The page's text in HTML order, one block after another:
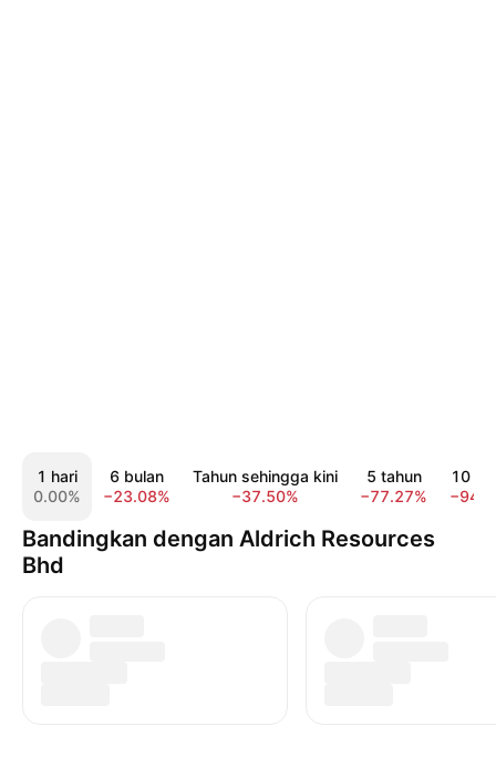
1 hari
0.00%
6 bulan
−23.08%
Tahun sehingga kini
−37.50%
5 tahun
−77.27%
10
Bandingkan dengan Aldrich Resources
Bhd